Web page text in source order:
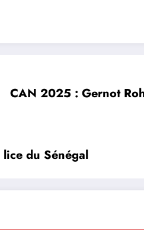
CAN 2025 : Gernot
du Sénégal